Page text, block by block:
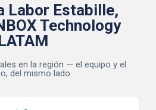
Labor Estabille,
Technology
en la región — el equipo y el
del mismo lado